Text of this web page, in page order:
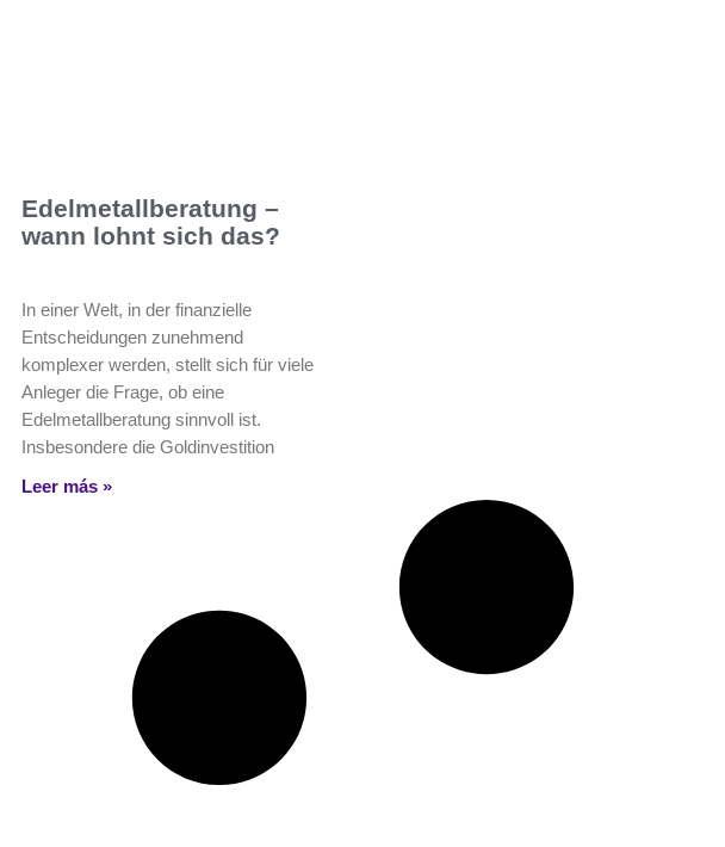
Edelmetallberatung –
wann lohnt sich das?
In einer Welt, in der finanzielle
Entscheidungen zunehmend
komplexer werden, stellt sich für viele
Anleger die Frage, ob eine
Edelmetallberatung sinnvoll ist.
Insbesondere die Goldinvestition
Leer más »